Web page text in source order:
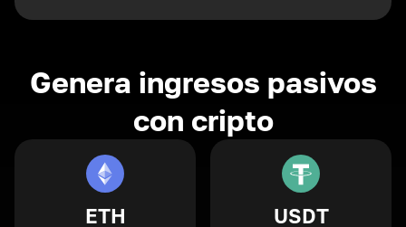
Genera ingresos pasivos
con cripto
ETH USDT